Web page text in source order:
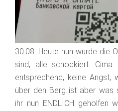
30.08. Heute nun wurde die
sind, alle schockiert.
entsprechend, keine
über den Berg ist aber was
ihr nun ENDLICH geholfen